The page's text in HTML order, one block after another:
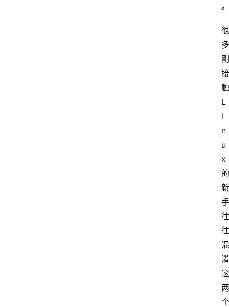
。
很
多
刚
接
触
L
i
n
u
x
的
新
手
往
往
混
淆
这
两
个